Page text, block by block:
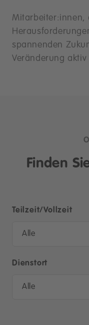
Mitarbeiter:innen,
spannenden
Veränderung
Finden
Teilzeit/Vollzeit
Alle
Dienstort
Alle